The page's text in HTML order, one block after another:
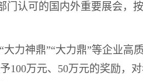
门认可的国内外重要展会，
力神鼎”“大力鼎”等企业高
100万元、50万元的奖励，